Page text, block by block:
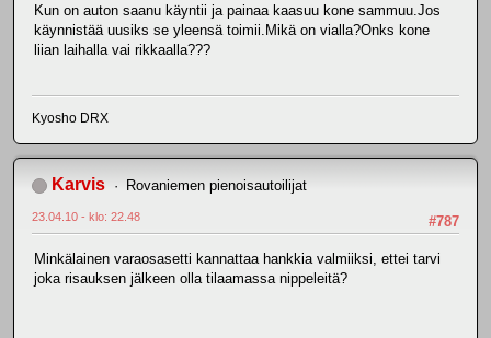
Kun on auton saanu käyntii ja painaa kaasuu kone sammuu.Jos
käynnistää uusiks se yleensä toimii.Mikä on vialla?Onks kone
liian laihalla vai rikkaalla???
Kyosho DRX
Karvis Rovaniemen pienoisautoilijat
#787
23.04.10 - klo: 22.48
Minkälainen varaosasetti kannattaa hankkia valmiiksi, ettei tarvi
joka risauksen jälkeen olla tilaamassa nippeleitä?